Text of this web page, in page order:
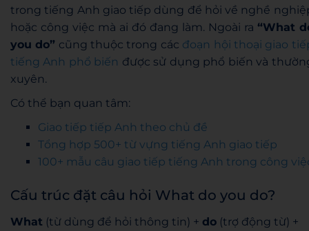
trong tiếng Anh giao tiếp dùng để hỏi về nghề
hoặc công việc mà ai đó đang làm. Ngoài ra “What
you do” cũng thuộc trong các đoạn hội thoại giao
tiếng Anh phổ biến được sử dụng phổ biến và
xuyên.
Có thể bạn quan tâm:
Giao tiếp tiếp Anh theo chủ đề
Tổng hợp 500+ từ vựng tiếng Anh giao tiếp
100+ mẫu câu giao tiếp tiếng Anh trong công
Cấu trúc đặt câu hỏi What do you do?
What (từ dùng để hỏi thông tin) + do (trợ động từ) +